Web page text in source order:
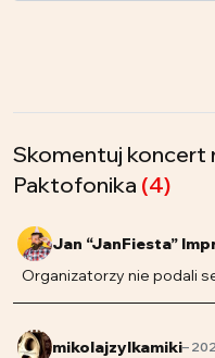
Skomentuj koncert
Paktofonika (4)
Jan “JanFiesta”
Organizatorzy nie podali
mikolajzylkamiki–